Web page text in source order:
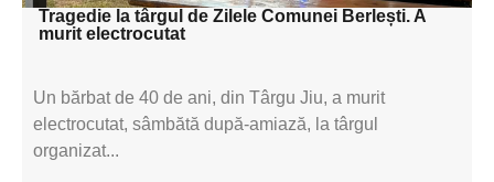
Tragedie la târgul de Zilele Comunei Berlești. A
murit electrocutat
Un bărbat de 40 de ani, din Târgu Jiu, a murit
electrocutat, sâmbătă după-amiază, la târgul
organizat...